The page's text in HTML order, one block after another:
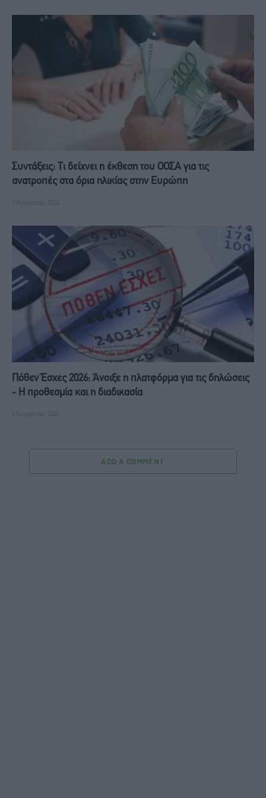
Συντάξεις: Τι δείχνει η έκθεση του ΟΟΣΑ για τις
ανατροπές στα όρια ηλικίας στην Ευρώπη
5 Αυγούστου, 2026
Πόθεν Έσχες 2026: Άνοιξε η πλατφόρμα για τις δηλώσεις
- Η προθεσμία και η διαδικασία
3 Αυγούστου, 2026
ADD A COMMENT